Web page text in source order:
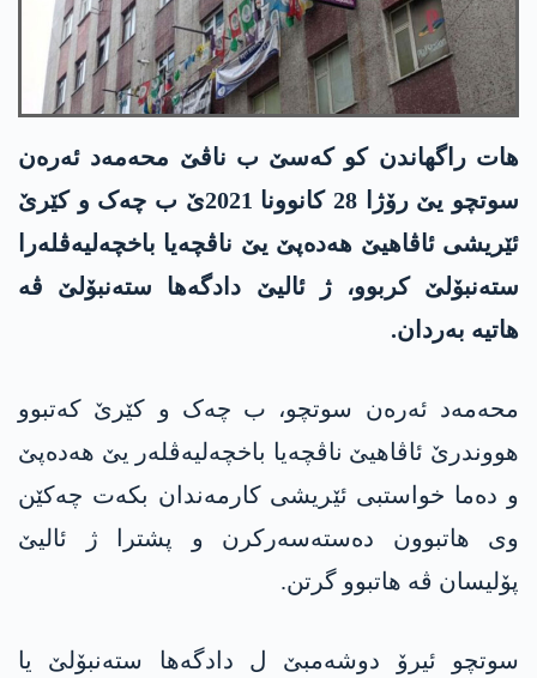
ھات راگھاندن کو کەسێ ب ناڤێ محەمەد ئەرەن
سوتچو یێ رۆژا 28 کانوونا 2021ێ ب چەک و کێرێ
ئێریشی ئاڤاھیێ ھەدەپێ یێ ناڤچەیا باخچەلیەڤلەرا
ستەنبۆلێ کربوو، ژ ئالیێ دادگەھا ستەنبۆلێ ڤە
ھاتیە بەردان.
محەمەد ئەرەن سوتچو، ب چەک و کێرێ کەتبوو
ھووندرێ ئاڤاھیێ ناڤچەیا باخچەلیەڤلەر یێ ھەدەپێ
و دەما خواستبی ئێریشی کارمەندان بکەت چەکێن
وی ھاتبوون دەستەسەرکرن و پشترا ژ ئالیێ
پۆلیسان ڤە ھاتبوو گرتن.
سوتچو ئیرۆ دوشەمبێ ل دادگەها ستەنبۆلێ یا